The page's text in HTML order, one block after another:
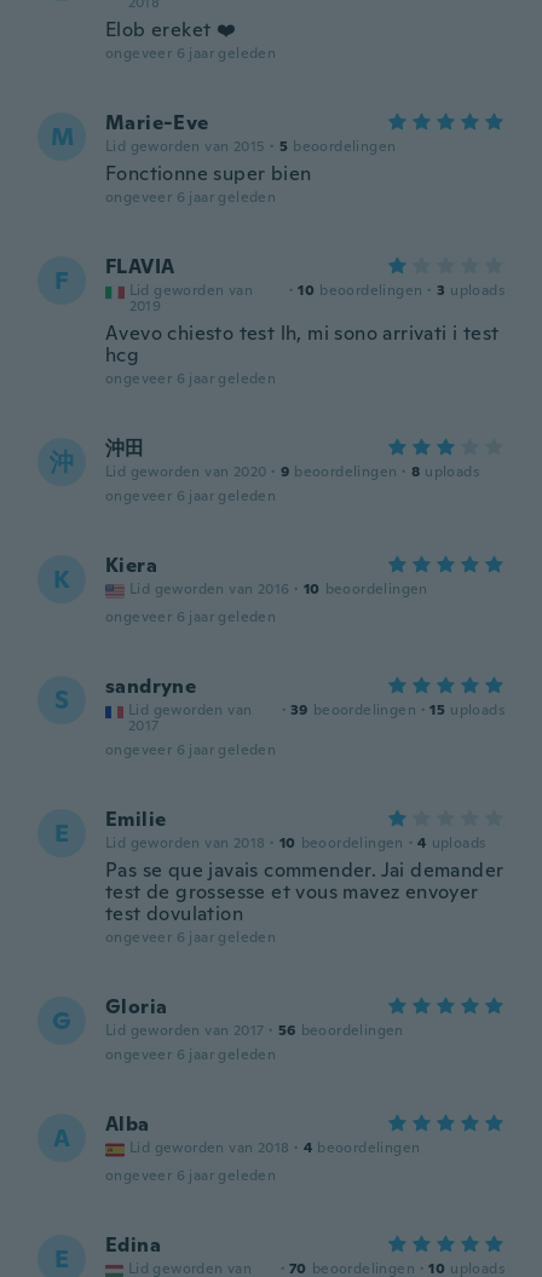
Elob ereket ❤️
ongeveer 6 jaar geleden
M Marie-Eve
Lid geworden van 2015 · 5 beoordelingen
Fonctionne super bien
ongeveer 6 jaar geleden
F FLAVIA
Lid geworden van
2019
· 10 beoordelingen · 3 uploads
Avevo chiesto test lh, mi sono arrivati i test
hcg
ongeveer 6 jaar geleden
沖 沖田
Lid geworden van 2020 · 9 beoordelingen · 8 uploads
ongeveer 6 jaar geleden
K Kiera
Lid geworden van 2016 · 10 beoordelingen
ongeveer 6 jaar geleden
S sandryne
Lid geworden van
2017
· 39 beoordelingen · 15 uploads
ongeveer 6 jaar geleden
E Emilie
Lid geworden van 2018 · 10 beoordelingen · 4 uploads
Pas se que javais commender. Jai demander
test de grossesse et vous mavez envoyer
test dovulation
ongeveer 6 jaar geleden
G Gloria
Lid geworden van 2017 · 56 beoordelingen
ongeveer 6 jaar geleden
A Alba
Lid geworden van 2018 · 4 beoordelingen
ongeveer 6 jaar geleden
E Edina
Lid geworden van
· 70 beoordelingen · 10 uploads